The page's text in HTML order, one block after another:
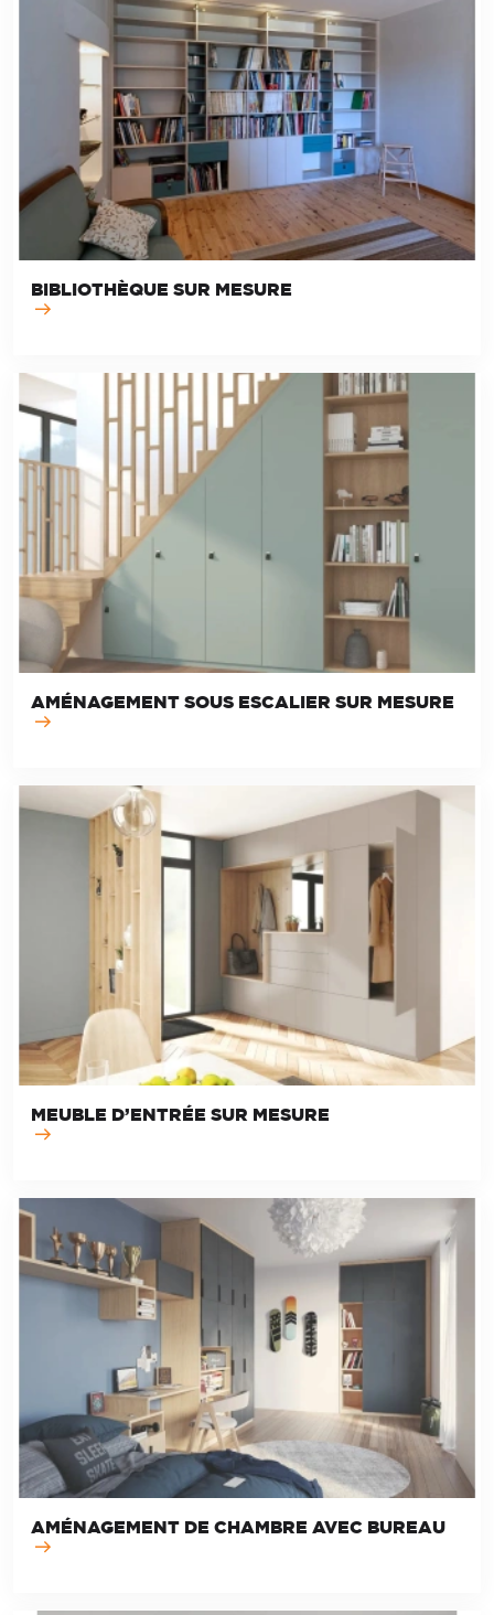
BIBLIOTHÈQUE SUR MESURE
AMÉNAGEMENT SOUS ESCALIER SUR MESURE
MEUBLE D’ENTRÉE SUR MESURE
AMÉNAGEMENT DE CHAMBRE AVEC BUREAU